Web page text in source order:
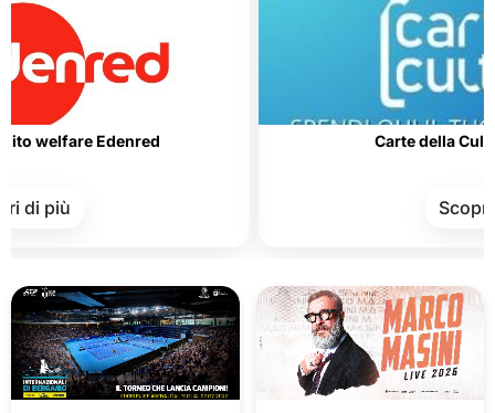
Edenred Carte della Cultura e
Scopri di più